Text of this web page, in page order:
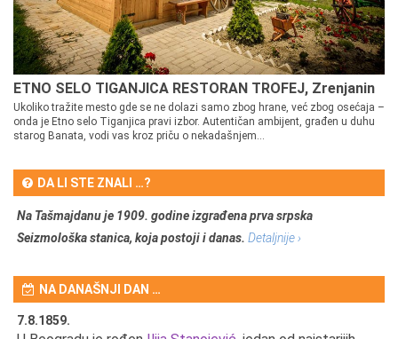
ETNO SELO TIGANJICA RESTORAN TROFEJ, Zrenjanin
Ukoliko tražite mesto gde se ne dolazi samo zbog hrane, već zbog osećaja –
onda je Etno selo Tiganjica pravi izbor. Autentičan ambijent, građen u duhu
starog Banata, vodi vas kroz priču o nekadašnjem...
DA LI STE ZNALI …?
Na Tašmajdanu je 1909. godine izgrađena prva srpska
Seizmološka stanica, koja postoji i danas. Detaljnije ›
NA DANAŠNJI DAN …
7.8.1859.